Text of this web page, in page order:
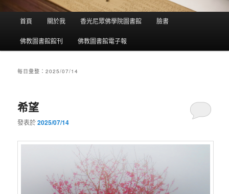
跳到主內容
跳到第二內容
首頁 關於我 香光尼眾佛學院圖書館 臉書
佛教圖書館館刊 佛教圖書館電子報
每日彙整：2025/07/14
希望
發表於2025/07/14